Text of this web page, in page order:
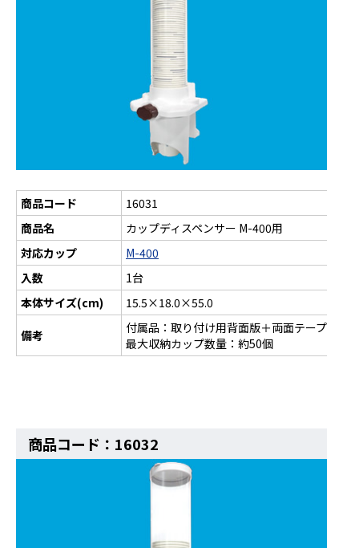
商品コード
16031
商品名
カップディスペンサー M-400用
対応カップ
M-400
入数
1台
本体サイズ(cm)
15.5×18.0×55.0
備考
付属品：取り付け用背面版＋両面テープ・ネ
最大収納カップ数量：約50個
商品コード：16032